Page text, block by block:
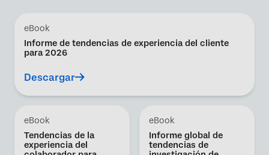
eBook
Informe de tendencias de experiencia del cliente
para 2026
Descargar
eBook
Tendencias de la
experiencia del
eBook
Informe global de
tendencias de